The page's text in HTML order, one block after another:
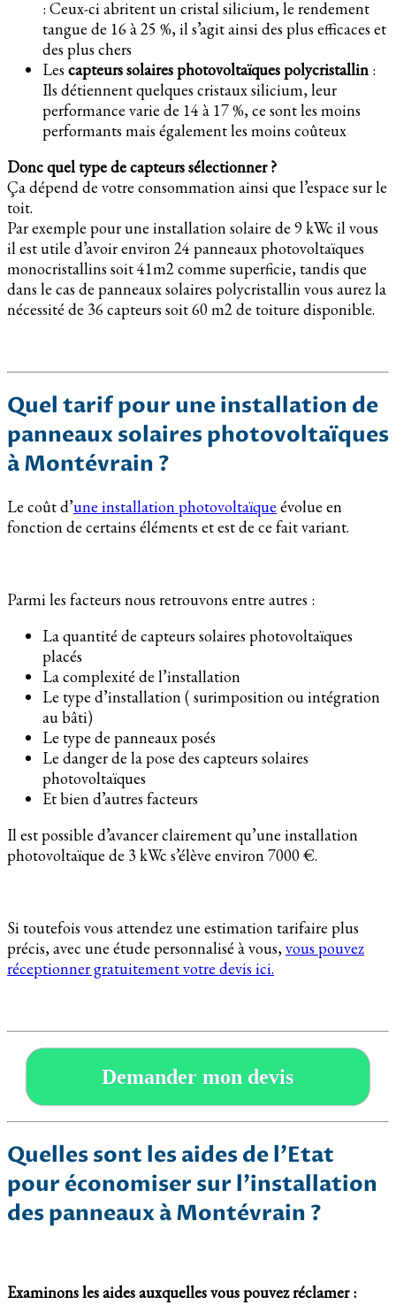
: Ceux-ci abritent un cristal silicium, le rendement
tangue de 16 à 25 %, il s’agit ainsi des plus efficaces et
des plus chers
Les capteurs solaires photovoltaïques polycristallin :
Ils détiennent quelques cristaux silicium, leur
performance varie de 14 à 17 %, ce sont les moins
performants mais également les moins coûteux
Donc quel type de capteurs sélectionner ?
Ça dépend de votre consommation ainsi que l’espace sur le
toit.
Par exemple pour une installation solaire de 9 kWc il vous
il est utile d’avoir environ 24 panneaux photovoltaïques
monocristallins soit 41m2 comme superficie, tandis que
dans le cas de panneaux solaires polycristallin vous aurez la
nécessité de 36 capteurs soit 60 m2 de toiture disponible.
Quel tarif pour une installation de
panneaux solaires photovoltaïques
à Montévrain ?
Le coût d’une installation photovoltaïque évolue en
fonction de certains éléments et est de ce fait variant.
Parmi les facteurs nous retrouvons entre autres :
La quantité de capteurs solaires photovoltaïques
placés
La complexité de l’installation
Le type d’installation ( surimposition ou intégration
au bâti)
Le type de panneaux posés
Le danger de la pose des capteurs solaires
photovoltaïques
Et bien d’autres facteurs
Il est possible d’avancer clairement qu’une installation
photovoltaïque de 3 kWc s’élève environ 7000 €.
Si toutefois vous attendez une estimation tarifaire plus
précis, avec une étude personnalisé à vous,vous pouvez
réceptionner gratuitement votre devis ici.
Demander mon devis
Quelles sont les aides de l’Etat
pour économiser sur l’installation
des panneaux à Montévrain ?
Examinons les aides auxquelles vous pouvez réclamer :